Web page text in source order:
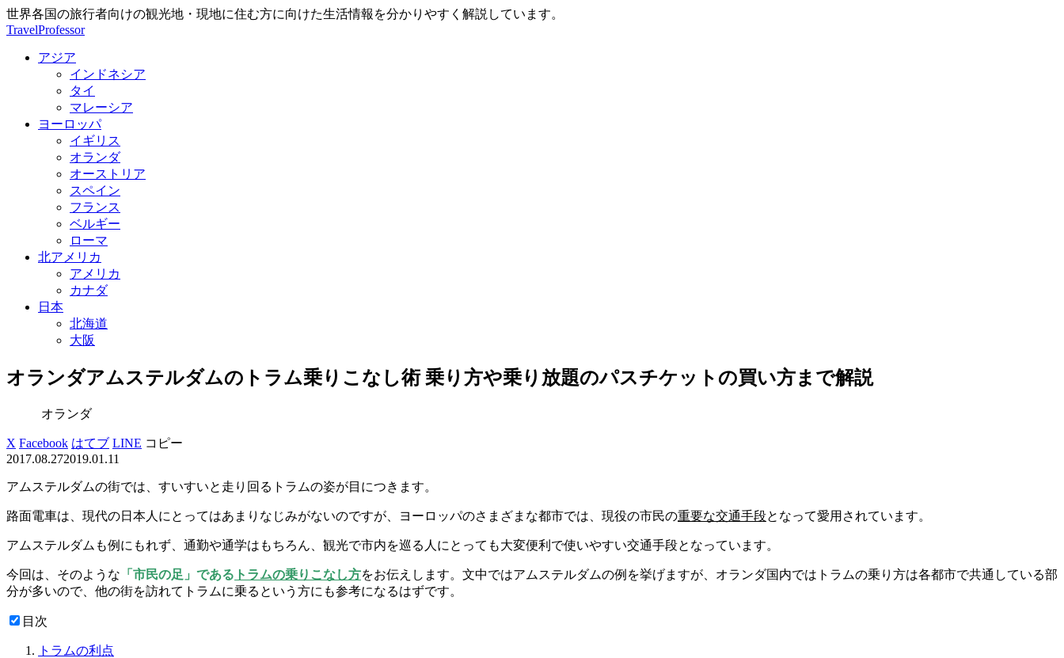
世界各国の旅行者向けの観光地・現地に住む方に向けた生活情報を分かりやすく解説しています。
TravelProfessor
アジア
インドネシア
タイ
マレーシア
ヨーロッパ
イギリス
オランダ
オーストリア
スペイン
フランス
ベルギー
ローマ
北アメリカ
アメリカ
カナダ
日本
北海道
大阪
オランダアムステルダムのトラム乗りこなし術 乗り方や乗り放題のパスチケットの買い方まで解説
オランダ
X Facebook はてブ LINE コピー
2017.08.272019.01.11
アムステルダムの街では、すいすいと走り回るトラムの姿が目につきます。
路面電車は、現代の日本人にとってはあまりなじみがないのですが、ヨーロッパのさまざまな都市では、現役の市民の重要な交通手段となって愛用されています。
アムステルダムも例にもれず、通勤や通学はもちろん、観光で市内を巡る人にとっても大変便利で使いやすい交通手段となっています。
今回は、そのような 「市民の足」である トラムの乗りこなし方をお伝えします。文中ではアムステルダムの例を挙げますが、オランダ国内ではトラムの乗り方は各都市で共通している部
分が多いので、他の街を訪れてトラムに乗るという方にも参考になるはずです。
目次
トラムの利点